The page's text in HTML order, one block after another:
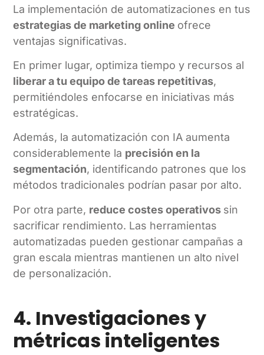
La implementación de automatizaciones en tus
estrategias de marketing online ofrece
ventajas significativas.
En primer lugar, optimiza tiempo y recursos al
liberar a tu equipo de tareas repetitivas,
permitiéndoles enfocarse en iniciativas más
estratégicas.
Además, la automatización con IA aumenta
considerablemente la precisión en la
segmentación, identificando patrones que los
métodos tradicionales podrían pasar por alto.
Por otra parte, reduce costes operativos sin
sacrificar rendimiento. Las herramientas
automatizadas pueden gestionar campañas a
gran escala mientras mantienen un alto nivel
de personalización.
4. Investigaciones y
métricas inteligentes